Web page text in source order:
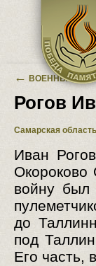
Перейти к
← ВОЕННЫЙ
Рогов
Самарская область
Иван
Окороково
войну был
до
под
Его часть,